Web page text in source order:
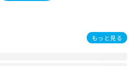
もっと見る